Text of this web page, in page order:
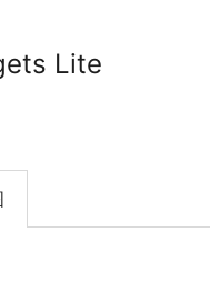
Lite